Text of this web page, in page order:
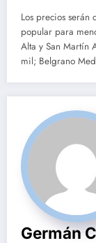
Los precios serán
popular para
Alta y San Martín
mil; Belgrano
Germán